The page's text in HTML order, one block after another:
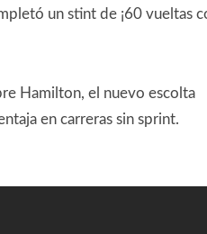
un stint de ¡60 vueltas
Hamilton, el nuevo escolta
en carreras sin sprint.